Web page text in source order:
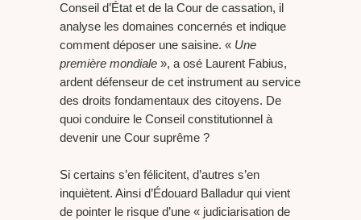
Conseil d’État et de la Cour de cassation, il
analyse les domaines concernés et indique
comment déposer une saisine. « Une
première mondiale », a osé Laurent Fabius,
ardent défenseur de cet instrument au service
des droits fondamentaux des citoyens. De
quoi conduire le Conseil constitutionnel à
devenir une Cour suprême ?
Si certains s’en félicitent, d’autres s’en
inquiètent. Ainsi d’Édouard Balladur qui vient
de pointer le risque d’une « judiciarisation de